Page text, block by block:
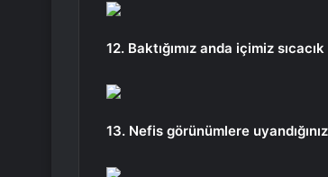
12. Baktığımız anda içimiz
13. Nefis görünümlere